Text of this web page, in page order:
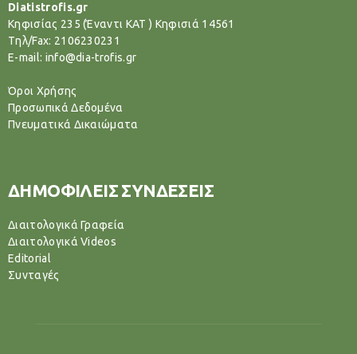
Diatistrofis.gr
Κηφισίας 235 (Έναντι ΚΑΤ ) Κηφισιά 14561
Tηλ/Fax: 2106230231
E-mail: info@dia-trofis.gr
Όροι Χρήσης
Προσωπικά Δεδομένα
Πνευματικά Δικαιώματα
ΔΗΜΟΦΙΛΕΙΣ ΣΥΝΔΕΣΕΙΣ
Διαιτολογικά Γραφεία
Διαιτολογικά Videos
Editorial
Συνταγές